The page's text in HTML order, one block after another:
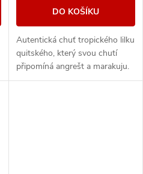
DO KOŠÍKU
Autentická chuť tropického lilku
quitského, který svou chutí
připomíná angrešt a marakuju.
Příjemnou kyselinku a svěžest